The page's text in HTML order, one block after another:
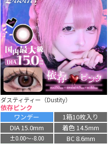
ダスティティー（Dustity）
依存ピンク
ワンデー
1箱10枚入り
DIA 15.0mm
着色 14.5mm
±0.00〜-8.00
BC 8.6mm